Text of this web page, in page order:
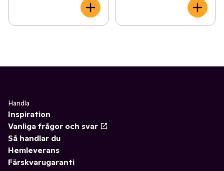
Handla
Inspiration
Vanliga frågor och svar
Så handlar du
Hemleverans
Färskvarugaranti